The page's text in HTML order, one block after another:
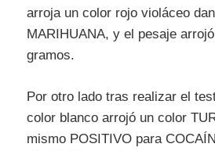
arroja un color rojo violáceo
MARIHUANA, y el pesaje
gramos.
Por otro lado tras realizar el
color blanco arrojó un color
mismo POSITIVO para